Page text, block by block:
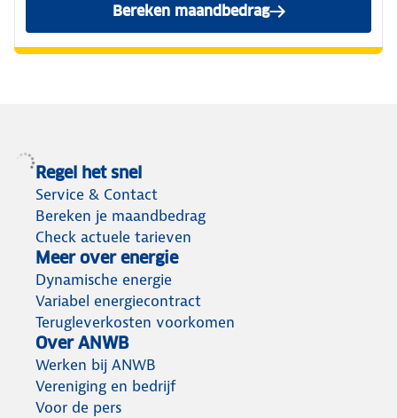
Bereken maandbedrag
Regel het snel
Service & Contact
Bereken je maandbedrag
Check actuele tarieven
Meer over energie
Dynamische energie
Variabel energiecontract
Terugleverkosten voorkomen
Over ANWB
Werken bij ANWB
Vereniging en bedrijf
Voor de pers